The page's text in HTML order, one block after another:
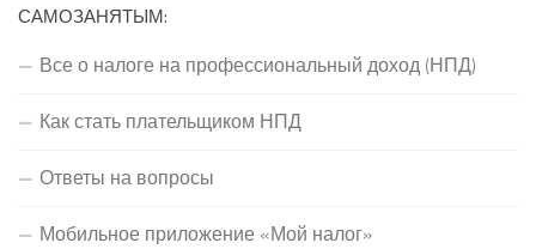
САМОЗАНЯТЫМ:
Все о налоге на профессиональный доход (НПД)
Как стать плательщиком НПД
Ответы на вопросы
Мобильное приложение «Мой налог»